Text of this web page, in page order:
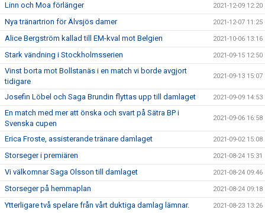
Linn och Moa förlänger 2021-12-09 12:20
Nya tränartrion för Älvsjös damer 2021-12-07 11:25
Alice Bergström kallad till EM-kval mot Belgien 2021-10-06 13:16
Stark vändning i Stockholmsserien 2021-09-15 12:50
Vinst borta mot Bollstanäs i en match vi borde avgjort
tidigare
2021-09-13 15:07
Josefin Löbel och Saga Brundin flyttas upp till damlaget 2021-09-09 14:53
En match med mer att önska och svart på Sätra BP i
Svenska cupen
2021-09-06 16:58
Erica Froste, assisterande tränare damlaget 2021-09-02 15:08
Storseger i premiären 2021-08-24 15:31
Vi välkomnar Saga Olsson till damlaget 2021-08-24 09:46
Storseger på hemmaplan 2021-08-24 09:18
Ytterligare två spelare från vårt duktiga damlag lämnar. 2021-08-23 13:26